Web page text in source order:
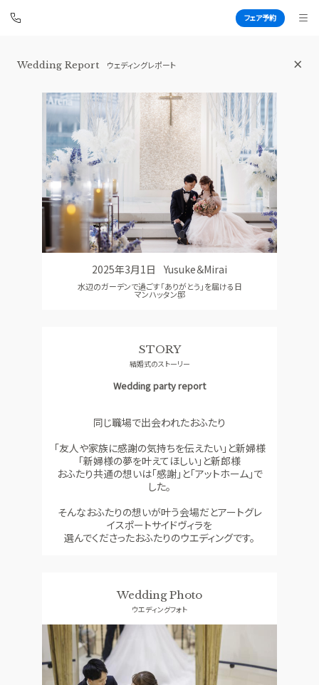
フェア予約
横浜 アートグレイス ポートサイドヴィ
BEST BRIDAL
TOP
トップ
BRIDAL FAIR
ブライダルフェア
FAIR INFO
ブライダルフェアの魅力をご案内
WEDDING REPORT
体験者レポート
PHOTO GALLERY
フォトギャラリー
PLAN
プラン
披露宴会場
ACCESS
お手伝い
資料請求 お問い合わせ フェア予約
Wedding Report ウェディングレポート
2025年3月1日 Yusuke＆Mirai
水辺のガーデンで過ごす「ありがとう」を届ける日
マンハッタン邸
STORY
結婚式のストーリー
Wedding party report
同じ職場で出会われたおふたり
「友人や家族に感謝の気持ちを伝えたい」と新婦様
「新婦様の夢を叶えてほしい」と新郎様
おふたり共通の想いは「感謝」と「アットホーム」で
した。
そんなおふたりの想いが叶う会場だとアートグレ
イスポートサイドヴィラを
選んでくださったおふたりのウエディングです。
Wedding Photo
ウエディングフォト